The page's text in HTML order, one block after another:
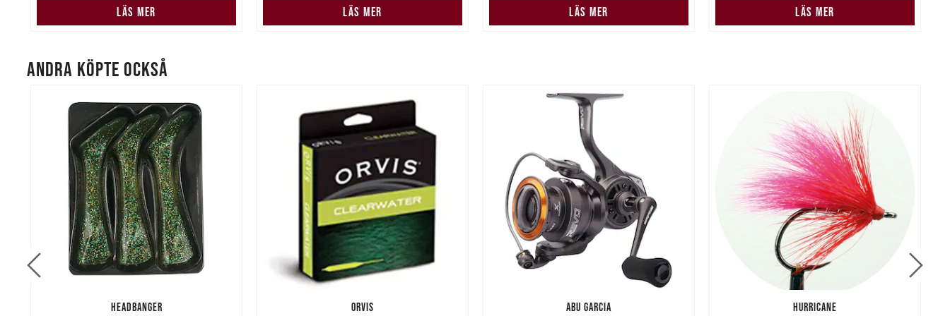
LÄS MER LÄS MER LÄS MER LÄS MER
ANDRA KÖPTE OCKSÅ
HEADBANGER ORVIS ABU GARCIA HURRICANE